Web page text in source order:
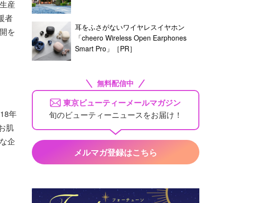
産
者
を
年
肌
企
耳をふさがないワイヤレスイヤホン
「cheero Wireless Open Earphones
Smart Pro」［PR］
無料配信中
東京ビューティーメールマガジン
旬のビューティーニュースをお届け！
メルマガ登録はこちら